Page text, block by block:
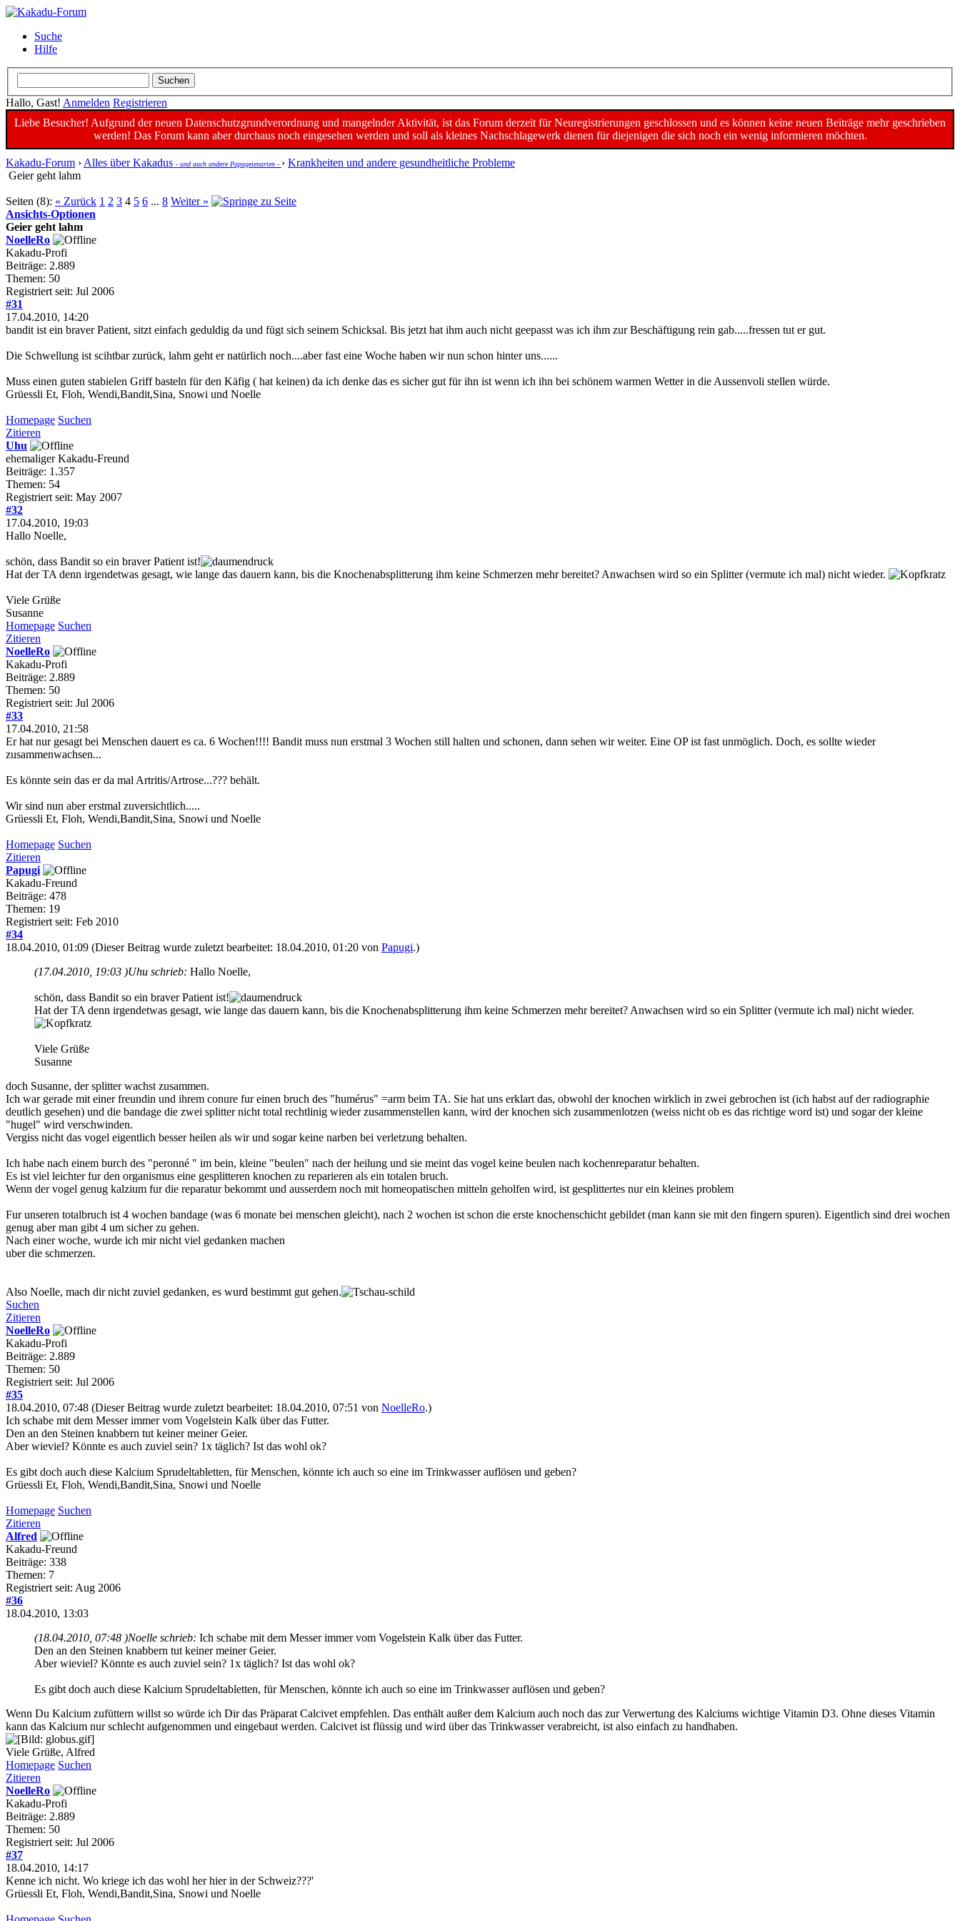
Suche
Hilfe
Hallo, Gast! Anmelden Registrieren
Liebe Besucher! Aufgrund der neuen Datenschutzgrundverordnung und mangelnder Aktivität, ist das Forum derzeit für Neuregistrierungen geschlossen und es können keine neuen Beiträge mehr geschrieben
werden! Das Forum kann aber durchaus noch eingesehen werden und soll als kleines Nachschlagewerk dienen für diejenigen die sich noch ein wenig informieren möchten.
Kakadu-Forum › Alles über Kakadus - und auch andere Papageienarten - › Krankheiten und andere gesundheitliche Probleme
Geier geht lahm
Seiten (8): « Zurück 1 2 3 4 5 6 ... 8 Weiter »
Ansichts-Optionen
Geier geht lahm
NoelleRo
Kakadu-Profi
Beiträge: 2.889
Themen: 50
Registriert seit: Jul 2006
#31
17.04.2010, 14:20
bandit ist ein braver Patient, sitzt einfach geduldig da und fügt sich seinem Schicksal. Bis jetzt hat ihm auch nicht geepasst was ich ihm zur Beschäftigung rein gab.....fressen tut er gut.
Die Schwellung ist scihtbar zurück, lahm geht er natürlich noch....aber fast eine Woche haben wir nun schon hinter uns......
Muss einen guten stabielen Griff basteln für den Käfig ( hat keinen) da ich denke das es sicher gut für ihn ist wenn ich ihn bei schönem warmen Wetter in die Aussenvoli stellen würde.
Grüessli Et, Floh, Wendi,Bandit,Sina, Snowi und Noelle
Homepage Suchen
Zitieren
Uhu
ehemaliger Kakadu-Freund
Beiträge: 1.357
Themen: 54
Registriert seit: May 2007
#32
17.04.2010, 19:03
Hallo Noelle,
schön, dass Bandit so ein braver Patient ist!
Hat der TA denn irgendetwas gesagt, wie lange das dauern kann, bis die Knochenabsplitterung ihm keine Schmerzen mehr bereitet? Anwachsen wird so ein Splitter (vermute ich mal) nicht wieder.
Viele Grüße
Susanne
Homepage Suchen
Zitieren
NoelleRo
Kakadu-Profi
Beiträge: 2.889
Themen: 50
Registriert seit: Jul 2006
#33
17.04.2010, 21:58
Er hat nur gesagt bei Menschen dauert es ca. 6 Wochen!!!! Bandit muss nun erstmal 3 Wochen still halten und schonen, dann sehen wir weiter. Eine OP ist fast unmöglich. Doch, es sollte wieder
zusammenwachsen...
Es könnte sein das er da mal Artritis/Artrose...??? behält.
Wir sind nun aber erstmal zuversichtlich.....
Grüessli Et, Floh, Wendi,Bandit,Sina, Snowi und Noelle
Homepage Suchen
Zitieren
Papugi
Kakadu-Freund
Beiträge: 478
Themen: 19
Registriert seit: Feb 2010
#34
18.04.2010, 01:09 (Dieser Beitrag wurde zuletzt bearbeitet: 18.04.2010, 01:20 von Papugi.)
(17.04.2010, 19:03 )Uhu schrieb: Hallo Noelle,
schön, dass Bandit so ein braver Patient ist!
Hat der TA denn irgendetwas gesagt, wie lange das dauern kann, bis die Knochenabsplitterung ihm keine Schmerzen mehr bereitet? Anwachsen wird so ein Splitter (vermute ich mal) nicht wieder.
Viele Grüße
Susanne
doch Susanne, der splitter wachst zusammen.
Ich war gerade mit einer freundin und ihrem conure fur einen bruch des "humérus" =arm beim TA. Sie hat uns erklart das, obwohl der knochen wirklich in zwei gebrochen ist (ich habst auf der radiographie
deutlich gesehen) und die bandage die zwei splitter nicht total rechtlinig wieder zusammenstellen kann, wird der knochen sich zusammenlotzen (weiss nicht ob es das richtige word ist) und sogar der kleine
"hugel" wird verschwinden.
Vergiss nicht das vogel eigentlich besser heilen als wir und sogar keine narben bei verletzung behalten.
Ich habe nach einem burch des "peronné " im bein, kleine "beulen" nach der heilung und sie meint das vogel keine beulen nach kochenreparatur behalten.
Es ist viel leichter fur den organismus eine gesplitteren knochen zu reparieren als ein totalen bruch.
Wenn der vogel genug kalzium fur die reparatur bekommt und ausserdem noch mit homeopatischen mitteln geholfen wird, ist gesplittertes nur ein kleines problem
Fur unseren totalbruch ist 4 wochen bandage (was 6 monate bei menschen gleicht), nach 2 wochen ist schon die erste knochenschicht gebildet (man kann sie mit den fingern spuren). Eigentlich sind drei wochen
genug aber man gibt 4 um sicher zu gehen.
Nach einer woche, wurde ich mir nicht viel gedanken machen
uber die schmerzen.
Also Noelle, mach dir nicht zuviel gedanken, es wurd bestimmt gut gehen.
Suchen
Zitieren
NoelleRo
Kakadu-Profi
Beiträge: 2.889
Themen: 50
Registriert seit: Jul 2006
#35
18.04.2010, 07:48 (Dieser Beitrag wurde zuletzt bearbeitet: 18.04.2010, 07:51 von NoelleRo.)
Ich schabe mit dem Messer immer vom Vogelstein Kalk über das Futter.
Den an den Steinen knabbern tut keiner meiner Geier.
Aber wieviel? Könnte es auch zuviel sein? 1x täglich? Ist das wohl ok?
Es gibt doch auch diese Kalcium Sprudeltabletten, für Menschen, könnte ich auch so eine im Trinkwasser auflösen und geben?
Grüessli Et, Floh, Wendi,Bandit,Sina, Snowi und Noelle
Homepage Suchen
Zitieren
Alfred
Kakadu-Freund
Beiträge: 338
Themen: 7
Registriert seit: Aug 2006
#36
18.04.2010, 13:03
(18.04.2010, 07:48 )Noelle schrieb: Ich schabe mit dem Messer immer vom Vogelstein Kalk über das Futter.
Den an den Steinen knabbern tut keiner meiner Geier.
Aber wieviel? Könnte es auch zuviel sein? 1x täglich? Ist das wohl ok?
Es gibt doch auch diese Kalcium Sprudeltabletten, für Menschen, könnte ich auch so eine im Trinkwasser auflösen und geben?
Wenn Du Kalcium zufüttern willst so würde ich Dir das Präparat Calcivet empfehlen. Das enthält außer dem Kalcium auch noch das zur Verwertung des Kalciums wichtige Vitamin D3. Ohne dieses Vitamin
kann das Kalcium nur schlecht aufgenommen und eingebaut werden. Calcivet ist flüssig und wird über das Trinkwasser verabreicht, ist also einfach zu handhaben.
Viele Grüße, Alfred
Homepage Suchen
Zitieren
NoelleRo
Kakadu-Profi
Beiträge: 2.889
Themen: 50
Registriert seit: Jul 2006
#37
18.04.2010, 14:17
Kenne ich nicht. Wo kriege ich das wohl her hier in der Schweiz???'
Grüessli Et, Floh, Wendi,Bandit,Sina, Snowi und Noelle